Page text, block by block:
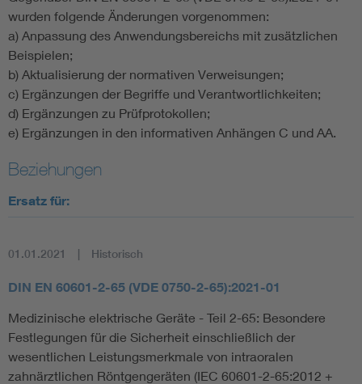
wurden folgende Änderungen vorgenommen:
a) Anpassung des Anwendungsbereichs mit zusätzlichen
Beispielen;
b) Aktualisierung der normativen Verweisungen;
c) Ergänzungen der Begriffe und Verantwortlichkeiten;
d) Ergänzungen zu Prüfprotokollen;
e) Ergänzungen in den informativen Anhängen C und AA.
Beziehungen
Ersatz für:
01.01.2021 Historisch
DIN EN 60601-2-65 (VDE 0750-2-65):2021-01
Medizinische elektrische Geräte - Teil 2-65: Besondere
Festlegungen für die Sicherheit einschließlich der
wesentlichen Leistungsmerkmale von intraoralen
zahnärztlichen Röntgengeräten (IEC 60601-2-65:2012 +